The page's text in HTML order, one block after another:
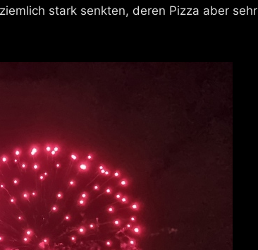
stark senkten, deren Pizza aber sehr